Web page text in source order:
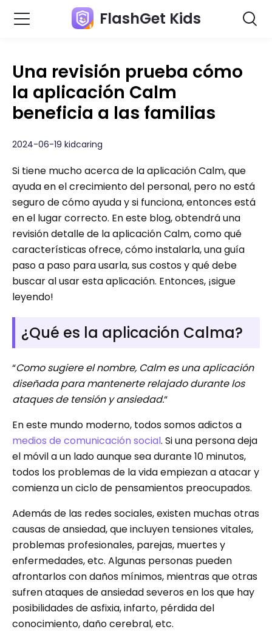
FlashGet Kids
Una revisión prueba cómo
la aplicación Calm
beneficia a las familias
2024-06-19 kidcaring
Si tiene mucho acerca de la aplicación Calm, que
ayuda en el crecimiento del personal, pero no está
seguro de cómo ayuda y si funciona, entonces está
en el lugar correcto. En este blog, obtendrá una
revisión detalle de la aplicación Calm, como qué
características ofrece, cómo instalarla, una guía
paso a paso para usarla, sus costos y qué debe
buscar al usar esta aplicación. Entonces, ¡sigue
leyendo!
¿Qué es la aplicación Calma?
“Como sugiere el nombre, Calm es una aplicación
diseñada para mantenerte relajado durante los
ataques de tensión y ansiedad.“
En este mundo moderno, todos somos adictos a
medios de comunicación social. Si una persona deja
el móvil a un lado aunque sea durante 10 minutos,
todos los problemas de la vida empiezan a atacar y
comienza un ciclo de pensamientos preocupados.
Además de las redes sociales, existen muchas otras
causas de ansiedad, que incluyen tensiones vitales,
problemas profesionales, parejas, muertes y
enfermedades, etc. Algunas personas pueden
afrontarlos con daños mínimos, mientras que otras
sufren ataques de ansiedad severos en los que hay
posibilidades de asfixia, infarto, pérdida del
conocimiento, daño cerebral, etc.